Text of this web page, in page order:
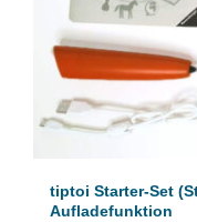
tiptoi Starter-Set
Aufladefunktion